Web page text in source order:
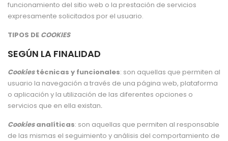
funcionamiento del sitio web o la prestación de servicios
expresamente solicitados por el usuario.
TIPOS DE COOKIES
SEGÚN LA FINALIDAD
Cookiestécnicas y funcionales: son aquellas que permiten al
usuario la navegación a través de una página web, plataforma
o aplicación y la utilización de las diferentes opciones o
servicios que en ella existan.
Cookiesanalíticas: son aquellas que permiten al responsable
de las mismas el seguimiento y análisis del comportamiento de